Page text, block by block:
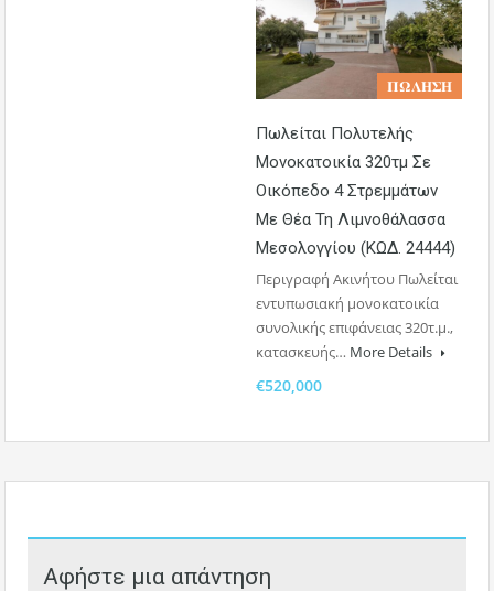
𝚷𝛀𝚲𝚮𝚺𝚮
Πωλείται Πολυτελής
Μονοκατοικία 320τμ Σε
Οικόπεδο 4 Στρεμμάτων
Με Θέα Τη Λιμνοθάλασσα
Μεσολογγίου (ΚΩΔ. 24444)
Περιγραφή Ακινήτου Πωλείται
εντυπωσιακή μονοκατοικία
συνολικής επιφάνειας 320τ.μ.,
κατασκευής… More Details
€520,000
Αφήστε μια απάντηση